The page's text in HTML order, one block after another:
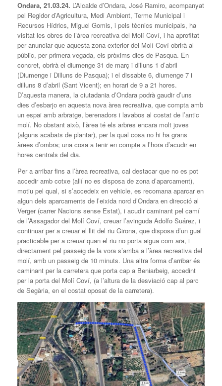
Ondara, 21.03.24. L’Alcalde d’Ondara, José Ramiro, acompanyat
pel Regidor d’Agricultura, Medi Ambient, Terme Municipal i
Recursos Hídrics, Miguel Gomis, i pels tècnics municipals, ha
visitat les obres de l’àrea recreativa del Molí Coví, i ha aprofitat
per anunciar que aquesta zona exterior del Molí Coví obrirà al
públic, per primera vegada, els pròxims dies de Pasqua. En
concret, obrirà el diumenge 31 de març i dilluns 1 d’abril
(Diumenge i Dilluns de Pasqua); i el dissabte 6, diumenge 7 i
dilluns 8 d’abril (Sant Vicent); en horari de 9 a 21 hores.
D’aquesta manera, la ciutadania d’Ondara podrà gaudir d’uns
dies d’esbarjo en aquesta nova àrea recreativa, que compta amb
un espai amb arbratge, berenadors i lavabos al costat de l’antic
molí. No obstant això, l’àrea té els arbres encara molt joves
(alguns acabats de plantar), per la qual cosa no hi ha grans
àrees d’ombra; una cosa a tenir en compte a l’hora d’acudir en
hores centrals del dia.
Per a arribar fins a l’àrea recreativa, cal destacar que no es pot
accedir amb cotxe (allí no es disposa de zona d’aparcament),
motiu pel qual, si s’accedeix en vehicle, es recomana aparcar en
algun dels aparcaments de l’eixida nord d’Ondara en direcció al
Verger (carrer Nacions sense Estat), i acudir caminant pel camí
de l’Assagador del Molí Coví, creuar l’avinguda Adolfo Suárez, i
continuar per a creuar el llit del riu Girona, que disposa d’un gual
practicable per a creuar quan el riu no porta aigua com ara, i
directament pel passeig de la vora s’arriba a l’àrea recreativa del
molí, amb un passeig de 10 minuts. Una altra forma d’arribar és
caminant per la carretera que porta cap a Beniarbeig, accedint
per la porta del Molí Coví, (a l’altura de la desviació cap al parc
de Segària, en el costat oposat de la carretera).